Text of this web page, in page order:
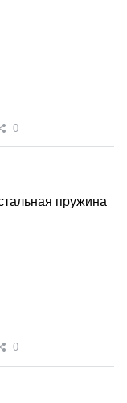
0
пружина
0